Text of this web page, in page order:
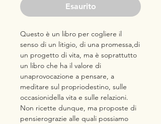
Esaurito
Questo è un libro per cogliere il
senso di un litigio, di una promessa,di
un progetto di vita, ma è soprattutto
un libro che ha il valore di
unaprovocazione a pensare, a
meditare sul propriodestino, sulle
occasionidella vita e sulle relazioni.
Non ricette dunque, ma proposte di
pensierograzie alle quali possiamo